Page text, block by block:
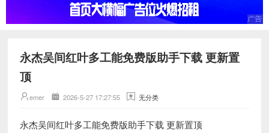
永杰吴间红叶多工能免费版助手下载 更新置
顶
emer 2026-5-27 17:27:55 无分类
永杰吴间红叶多工能免费版助手下载 更新置顶